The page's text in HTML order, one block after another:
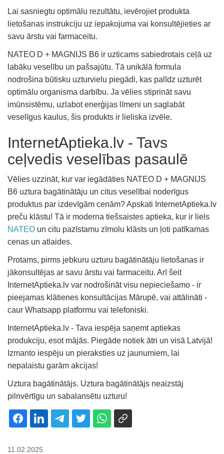
Lai sasniegtu optimālu rezultātu, ievērojiet produkta
lietošanas instrukciju uz iepakojuma vai konsultējieties ar
savu ārstu vai farmaceitu.
NATEO D + MAGNIJS B6 ir uzticams sabiedrotais ceļā uz
labāku veselību un pašsajūtu. Tā unikālā formula
nodrošina būtisku uzturvielu piegādi, kas palīdz uzturēt
optimālu organisma darbību. Ja vēlies stiprināt savu
imūnsistēmu, uzlabot enerģijas līmeni un saglabāt
veselīgus kaulus, šis produkts ir lieliska izvēle.
InternetAptieka.lv - Tavs
ceļvedis veselības pasaulē
Vēlies uzzināt, kur var iegādāties NATEO D + MAGNIJS
B6 uztura bagātinātāju un citus veselībai noderīgus
produktus par izdevīgām cenām? Apskati InternetAptieka.lv
preču klāstu! Tā ir moderna tiešsaistes aptieka, kur ir liels
NATEO un citu pazīstamu zīmolu klāsts un ļoti patīkamas
cenas un atlaides.
Protams, pirms jebkuru uzturu bagātinātāju lietošanas ir
jākonsultējas ar savu ārstu vai farmaceitu. Arī šeit
InternetAptieka.lv var nodrošināt visu nepieciešamo - ir
pieejamas klātienes konsultācijas Mārupē, vai attālināti -
caur Whatsapp platformu vai telefoniski.
InternetAptieka.lv - Tava iespēja saņemt aptiekas
produkciju, esot mājās. Piegāde notiek ātri un visā Latvijā!
Izmanto iespēju un pieraksties uz jaunumiem, lai
nepalaistu garām akcijas!
Uztura bagātinātājs. Uztura bagātinātājs neaizstāj
pilnvērtīgu un sabalansētu uzturu!
11.02.2025